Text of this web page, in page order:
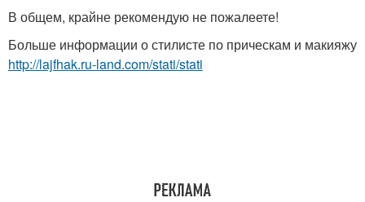
В общем, крайне рекомендую не пожалеете!
Больше информации о стилисте по прическам и макияжу
http://lajfhak.ru-land.com/stati/stati